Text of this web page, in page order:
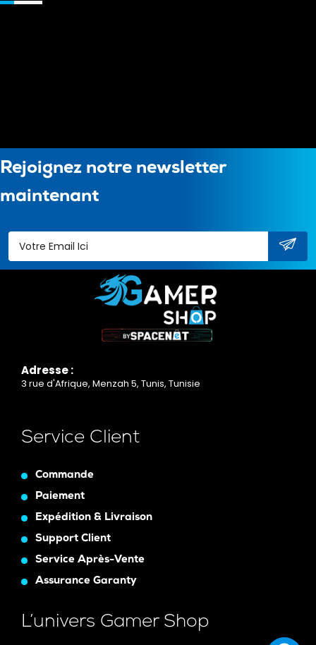
Rejoignez notre newsletter
maintenant
Adresse :
3 rue d'Afrique, Menzah 5, Tunis, Tunisie
Service Client
Commande
Paiement
Expédition & Livraison
Support Client
Service Après-Vente
Assurance Garanty
L’univers Gamer Shop